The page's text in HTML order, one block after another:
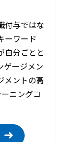
付与ではな
ーワード
自分ごとと
ゲージメン
メントの高
ニングコ